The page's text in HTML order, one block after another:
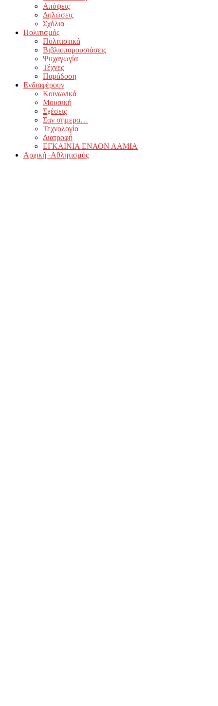
Απόψεις
Δηλώσεις
Σχόλια
Πολιτισμός
Πολιτιστικά
Βιβλιοπαρουσιάσεις
Ψυχαγωγία
Τέχνες
Παράδοση
Ενδιαφέρουν
Κοινωνικά
Μουσική
Σχέσεις
Σαν σήμερα…
Τεχνολογία
Διατροφή
ΕΓΚΑΙΝΙΑ ΕΝΑΟΝ ΛΑΜΙΑ
Αρχική -Αθλητισμός